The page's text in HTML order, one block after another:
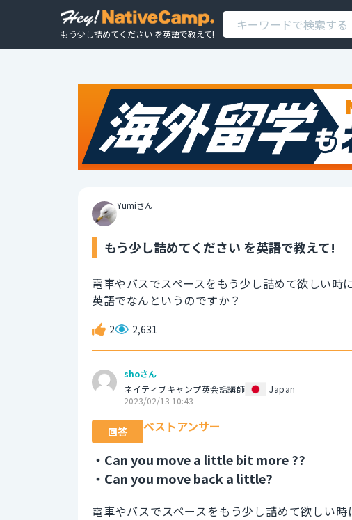
もう少し詰めてください を英語で教えて!
Yumiさん
もう少し詰めてください を英語で教えて!
電車やバスでスペースをもう少し詰めて欲しい
英語でなんというのですか？
2 2,631
shoさん
ネイティブキャンプ英会話講師
Japan
2023/02/13 10:43
回答 ベストアンサー
・Can you move a little bit more ??
・Can you move back a little?
電車やバスでスペースをもう少し詰めて欲しい時